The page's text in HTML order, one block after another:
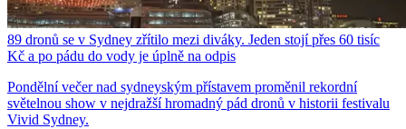
89 dronů se v Sydney zřítilo mezi diváky. Jeden stojí přes 60 tisíc
Kč a po pádu do vody je úplně na odpis
Pondělní večer nad sydneyským přístavem proměnil rekordní
světelnou show v nejdražší hromadný pád dronů v historii festivalu
Vivid Sydney.